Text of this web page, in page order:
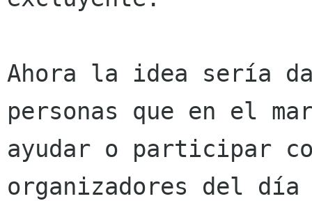
Ahora la idea sería
personas que en el
ayudar o participar
organizadores del día